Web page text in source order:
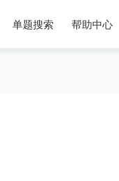
单题搜索 帮助中心